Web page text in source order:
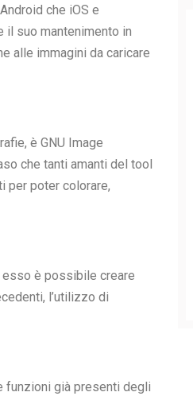
che iOS e
il suo mantenimento in
alle immagini da caricare
è GNU Image
che tanti amanti del tool
per poter colorare,
esso è possibile creare
l’utilizzo di
funzioni già presenti degli